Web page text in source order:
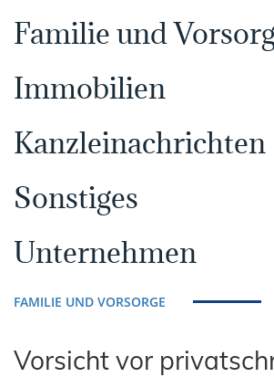
Familie und
Immobilien
Kanzleinachrichten
Sonstiges
Unternehmen
FAMILIE UND VORSORGE
Vorsicht vor